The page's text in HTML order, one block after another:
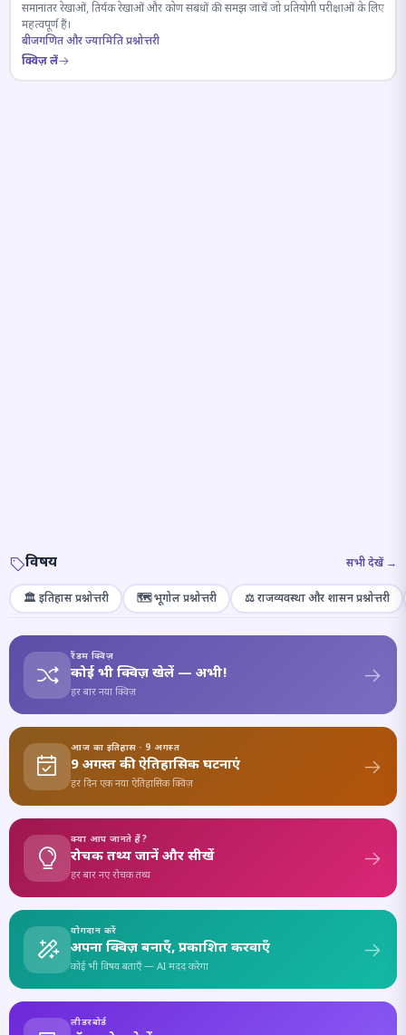
समानांतर रेखाओं, तिर्यक रेखाओं और कोण संबंधों की समझ जांचें जो प्रतियोगी परीक्षाओं के लिए
महत्वपूर्ण हैं।
बीजगणित और ज्यामिति प्रश्नोत्तरी
क्विज़ लें
विषय सभी देखें →
🏛️ इतिहास प्रश्नोत्तरी 🗺️ भूगोल प्रश्नोत्तरी ⚖️ राजव्यवस्था और शासन प्रश्नोत्तरी
रैंडम क्विज़
कोई भी क्विज़ खेलें — अभी!
हर बार नया क्विज़
आज का इतिहास · 9 अगस्त
9 अगस्त की ऐतिहासिक घटनाएं
हर दिन एक नया ऐतिहासिक क्विज़
क्या आप जानते हैं?
रोचक तथ्य जानें और सीखें
हर बार नए रोचक तथ्य
योगदान करें
अपना क्विज़ बनाएँ, प्रकाशित करवाएँ
कोई भी विषय बताएँ — AI मदद करेगा
लीडरबोर्ड